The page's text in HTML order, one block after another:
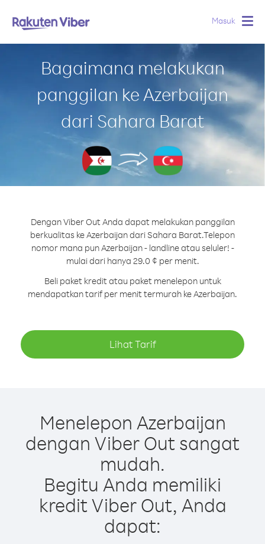
Masuk
Bagaimana melakukan
panggilan ke Azerbaijan
dari Sahara Barat
Dengan Viber Out Anda dapat melakukan panggilan
berkualitas ke Azerbaijan dari Sahara Barat.Telepon
nomor mana pun Azerbaijan - landline atau seluler! -
mulai dari hanya 29.0 ¢ per menit.
Beli paket kredit atau paket menelepon untuk
mendapatkan tarif per menit termurah ke Azerbaijan.
Lihat Tarif
Menelepon Azerbaijan
dengan Viber Out sangat
mudah.
Begitu Anda memiliki
kredit Viber Out, Anda
dapat: